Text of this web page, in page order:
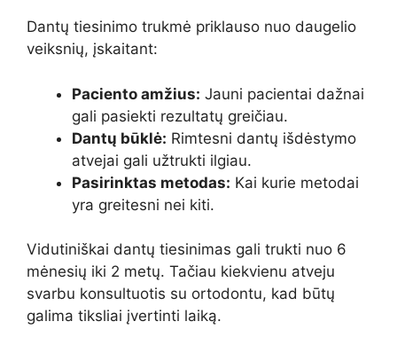
Dantų tiesinimo trukmė priklauso nuo daugelio
veiksnių, įskaitant:
Paciento amžius: Jauni pacientai dažnai
gali pasiekti rezultatų greičiau.
Dantų būklė: Rimtesni dantų išdėstymo
atvejai gali užtrukti ilgiau.
Pasirinktas metodas: Kai kurie metodai
yra greitesni nei kiti.
Vidutiniškai dantų tiesinimas gali trukti nuo 6
mėnesių iki 2 metų. Tačiau kiekvienu atveju
svarbu konsultuotis su ortodontu, kad būtų
galima tiksliai įvertinti laiką.